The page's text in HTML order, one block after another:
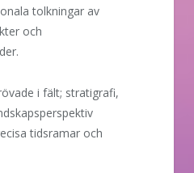
tolkningar av
och
i fält; stratigrafi,
tidsramar och